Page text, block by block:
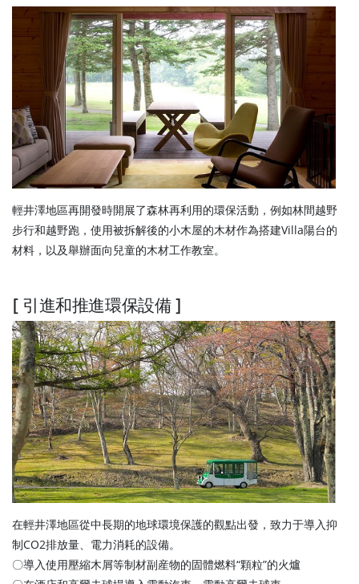
輕井澤地區再開發時開展了森林再利用的環保活動，例如林間越野
步行和越野跑，使用被拆解後的小木屋的木材作為搭建Villa陽台的
材料，以及舉辦面向兒童的木材工作教室。
[ 引進和推進環保設備 ]
在輕井澤地區從中長期的地球環境保護的觀點出發，致力于導入抑
制CO2排放量、電力消耗的設備。
〇導入使用壓縮木屑等制材副産物的固體燃料“顆粒”的火爐